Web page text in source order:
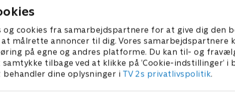
og cookies fra samarbejdspartnere for at give dig den
målrette annoncer til dig. Vores samarbejdspartnere
på egne og andres platforme. Du kan til- og
tilbage ved at klikke på ’Cookie-indstillinger’ i
behandler dine oplysninger i TV 2s privatlivspolitik.